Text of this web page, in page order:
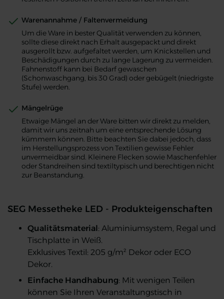
Warenannahme / Faltenvermeidung
Um die Ware in bester Qualität verwenden zu können,
sollte diese direkt nach Erhalt ausgepackt und direkt
ausgerollt bzw. aufgefaltet werden, um Knickstellen und
Beschädigungen durch zu lange Lagerung zu vermeiden.
Fahnenstoff kann bei Bedarf gewaschen
(Schonwaschgang, bis 30 Grad) oder gebügelt (niedrigste
Stufe) werden.
Mängelrüge
Etwaige Mängel an der Ware bitten wir direkt zu melden,
damit wir uns zeitnah um eine entsprechende Lösung
kümmern können. Bitte beachten Sie dabei jedoch, dass
im Herstellungsprozess von Textilien gewisse Fehler
unvermeidbar sind. Kleinere Flecken sowie Maschenfehler
oder Standreihen sind textiltypisch und berechtigen nicht
zur Beanstandung.
SEG Messetheke LED - Produkteigenschaften
Qualitätsmaterial: Aluminiumsystem, Regal und
Tischplatte in Weiß.
Exklusives Textil: 205 g/m² Dekor oder ECO
Dekor.
Einfache Handhabung: Mit wenigen Teilen
können Sie Ihren Veranstaltungstisch in